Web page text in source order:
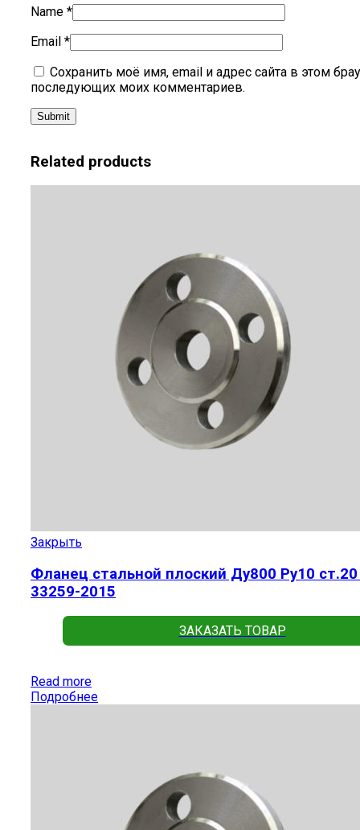
Name *
Email *
Сохранить моё имя, email и адрес сайта в этом
последующих моих комментариев.
Related products
Закрыть
Фланец стальной плоский Ду800 Ру10
33259-2015
ЗАКАЗАТЬ ТОВАР
Read more
Подробнее